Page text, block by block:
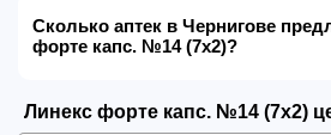
Сколько аптек в Чернигове
форте капс. №14 (7х2)?
Линекс форте капс. №14 (7х2)